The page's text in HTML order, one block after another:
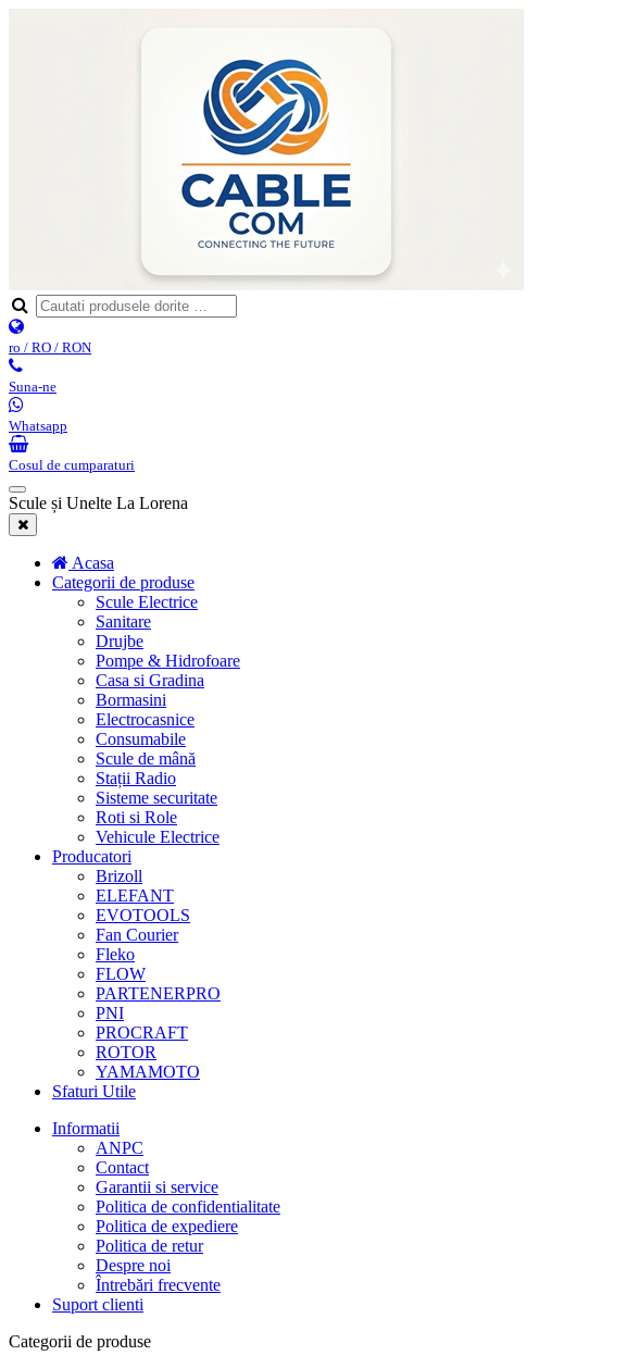
ro / RO / RON
Suna-ne
Whatsapp
Cosul de cumparaturi
Scule și Unelte La Lorena
Acasa
Categorii de produse
Scule Electrice
Sanitare
Drujbe
Pompe & Hidrofoare
Casa si Gradina
Bormasini
Electrocasnice
Consumabile
Scule de mână
Stații Radio
Sisteme securitate
Roti si Role
Vehicule Electrice
Producatori
Brizoll
ELEFANT
EVOTOOLS
Fan Courier
Fleko
FLOW
PARTENERPRO
PNI
PROCRAFT
ROTOR
YAMAMOTO
Sfaturi Utile
Informatii
ANPC
Contact
Garantii si service
Politica de confidentialitate
Politica de expediere
Politica de retur
Despre noi
Întrebări frecvente
Suport clienti
Categorii de produse